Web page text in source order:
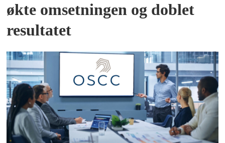
økte omsetningen og doblet
resultatet